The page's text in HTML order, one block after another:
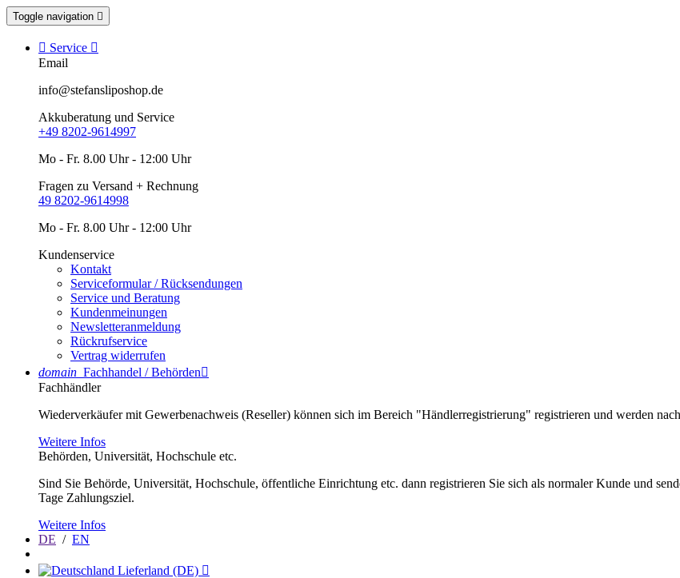
Toggle navigation 
 Service 
Email
info@stefansliposhop.de
Akkuberatung und Service
+49 8202-9614997
Mo - Fr. 8.00 Uhr - 12:00 Uhr
Fragen zu Versand + Rechnung
49 8202-9614998
Mo - Fr. 8.00 Uhr - 12:00 Uhr
Kundenservice
Kontakt
Serviceformular / Rücksendungen
Service und Beratung
Kundenmeinungen
Newsletteranmeldung
Rückrufservice
Vertrag widerrufen
domain Fachhandel / Behörden
Fachhändler
Wiederverkäufer mit Gewerbenachweis (Reseller) können sich im Bereich "Händlerregistrierung" registrieren und werden
Weitere Infos
Behörden, Universität, Hochschule etc.
Sind Sie Behörde, Universität, Hochschule, öffentliche Einrichtung etc. dann registrieren Sie sich als normaler Kunde und
Tage Zahlungsziel.
Weitere Infos
DE / EN
Lieferland (DE) 